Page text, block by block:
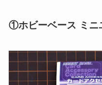
①ホビーベース ミニ